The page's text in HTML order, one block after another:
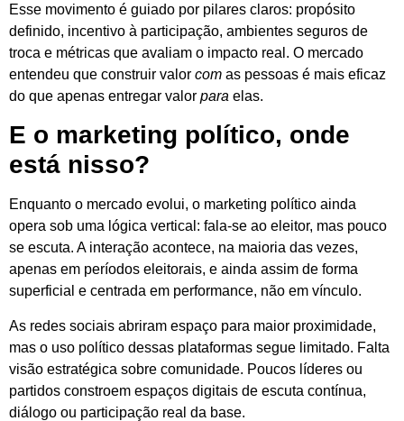
Esse movimento é guiado por pilares claros: propósito
definido, incentivo à participação, ambientes seguros de
troca e métricas que avaliam o impacto real. O mercado
entendeu que construir valor com as pessoas é mais eficaz
do que apenas entregar valor para elas.
E o marketing político, onde
está nisso?
Enquanto o mercado evolui, o marketing político ainda
opera sob uma lógica vertical: fala-se ao eleitor, mas pouco
se escuta. A interação acontece, na maioria das vezes,
apenas em períodos eleitorais, e ainda assim de forma
superficial e centrada em performance, não em vínculo.
As redes sociais abriram espaço para maior proximidade,
mas o uso político dessas plataformas segue limitado. Falta
visão estratégica sobre comunidade. Poucos líderes ou
partidos constroem espaços digitais de escuta contínua,
diálogo ou participação real da base.